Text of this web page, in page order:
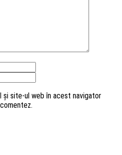
și site-ul web în acest navigator